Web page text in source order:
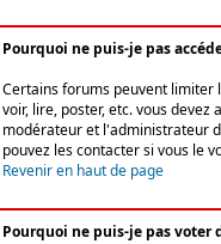
Pourquoi ne puis-je pas
Certains forums peuvent limiter
voir, lire, poster, etc. vous
modérateur et l'administrateur
pouvez les contacter si vous le
Revenir en haut de page
Pourquoi ne puis-je pas voter